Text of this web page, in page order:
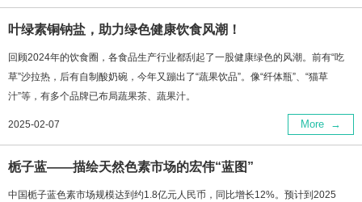
叶绿素铜钠盐，助力绿色健康饮食风潮！
回顾2024年的饮食圈，各食品生产行业都刮起了一股健康绿色的风潮。前有“吃
草”沙拉热，后有自制酸奶碗，今年又蹦出了“蔬果饮品”。像“纤体瓶”、“猫草
汁”等，有多个品牌已布局蔬果茶、蔬果汁。
2025-02-07 More →
栀子蓝——描绘天然色素市场的宏伟“蓝图”
中国栀子蓝色素市场规模达到约1.8亿元人民币，同比增长12%。预计到2025